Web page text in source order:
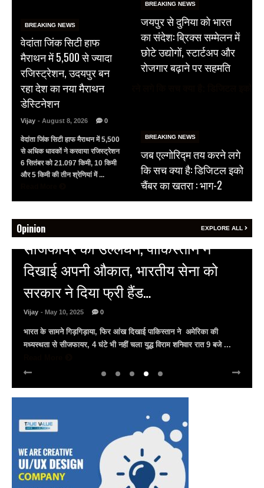
BREAKING NEWS
वेदांता जिंक सिटी हाफ
मैराथन में 5,500 से ज्यादा
रजिस्ट्रेशन, उदयपुर बन
रहा देश का नया मैराथन
डेस्टिनेशन
Vijay - August 8, 2026 0
वेदांता जिंक सिटी हाफ मैराथन में 5,500
से अधिक धावकों ने करवाया रजिस्ट्रेशन
6 सितंबर को 21.097 किमी, 10 किमी
और 5 किमी की तीन श्रेणियां में ...
BREAKING NEWS
जयपुर से दुनिया को भारत
का संदेश: ब्रिक्स सम्मेलन में
छोटे उद्योगों, स्टार्टअप और
रोजगार बढ़ाने पर सहमति
BREAKING NEWS
जब एल्गोरिद्म तय करने लगे
कि सच क्या है: डिजिटल इको
चैंबर का खतरा : भाग-2
Opinion EXPLORE ALL
अल्बर्ट हॉल पर राजस्थान दिवस समारोह,
राजस्थानी लोक कलाकारों ने बांधा समां…
Vijay - March 30, 2025
अल्बर्ट हॉल पर राज्यस्तरीय सांस्कृतिक संध्या का भव्य आयोजन, उमड़ा जन
सैलाब राज्यपाल हरिभाऊ किसनराव बागडे़, मुख्यमंत्री भजनलाल शर्मा और उप